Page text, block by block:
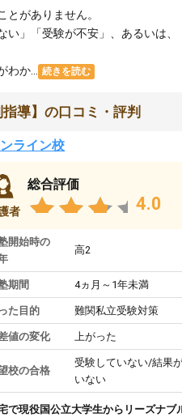
がありません。
い」「受験が不安」、あるい
か...
続きを読む
導】の口コミ・評判
ライン校
者
総合評価
4.0
開始時の
高2
期間 4ヵ月～1年未満
た目的 難関私立受験対策
値の変化 上がった
校の合格
受験していない/結果
いない
で現役国公立大学生からリーズナブ